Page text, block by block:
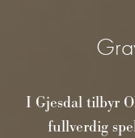
I Gjesdal tilbyr
fullverdig